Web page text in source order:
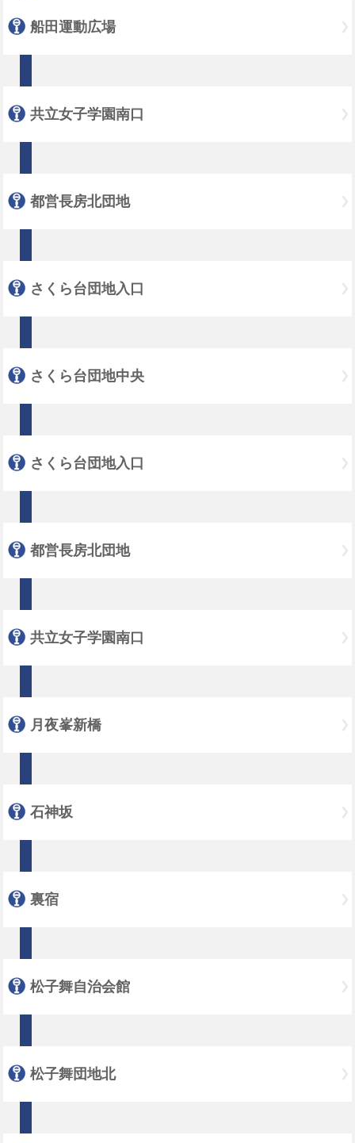
船田運動広場
共立女子学園南口
都営長房北団地
さくら台団地入口
さくら台団地中央
さくら台団地入口
都営長房北団地
共立女子学園南口
月夜峯新橋
石神坂
裏宿
松子舞自治会館
松子舞団地北